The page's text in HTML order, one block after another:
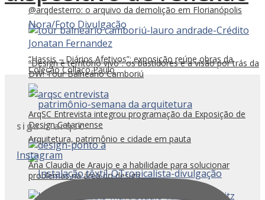
@arqdesterro: o arquivo da demolição em Florianópolis
“Design é território vivo”: os bastidores e a visão por trás da
DW! Tour Balneário Camboriú
ArqSC Entrevista integrou programação da Exposição de
Design Catarinense
Ana Claudia de Araujo e a habilidade para solucionar
problemas na área do design
“Hassis – Diários Afetivos”: exposição reúne obras da
Coleção Collaço Paulo
Arquitetura, patrimônio e cidade em pauta
siga o arqsc
Instagram